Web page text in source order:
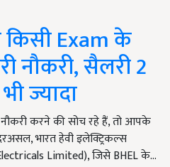
किसी Exam के
नौकरी, सैलरी 2
ज्यादा
करने की सोच रहे हैं, तो आपके
भारत हेवी इलेक्ट्रिकल्स
Limited), जिसे BHEL के…